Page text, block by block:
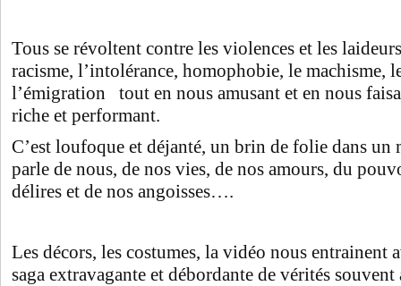
Tous se révoltent contre les violences et les
racisme, l’intolérance, homophobie, le machisme,
l’émigration tout en nous amusant et en nous
riche et performant.
C’est loufoque et déjanté, un brin de folie dans
parle de nous, de nos vies, de nos amours, du
délires et de nos angoisses….
Les décors, les costumes, la vidéo nous entrainent
saga extravagante et débordante de vérités